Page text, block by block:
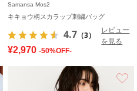
Samansa Mos2
キキョウ柄スカラップ刺繍バッグ
4.7 （3）
レビュー
を見る
¥2,970 -50%OFF-